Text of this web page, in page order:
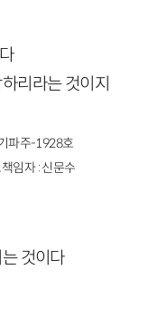
리라는 것이지
것이다
파주-1928호
임자 : 신문수